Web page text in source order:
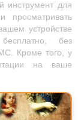
инструмент для
просматривать
устройстве
без
Кроме того, у
на ваше